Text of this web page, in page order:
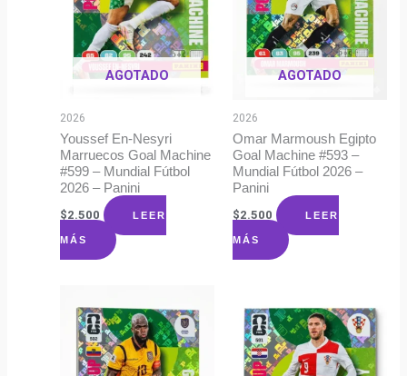
AGOTADO
2026
Youssef En-Nesyri
Marruecos Goal Machine
#599 – Mundial Fútbol
2026 – Panini
$2.500 LEER
MÁS
AGOTADO
2026
Omar Marmoush Egipto
Goal Machine #593 –
Mundial Fútbol 2026 –
Panini
$2.500 LEER
MÁS